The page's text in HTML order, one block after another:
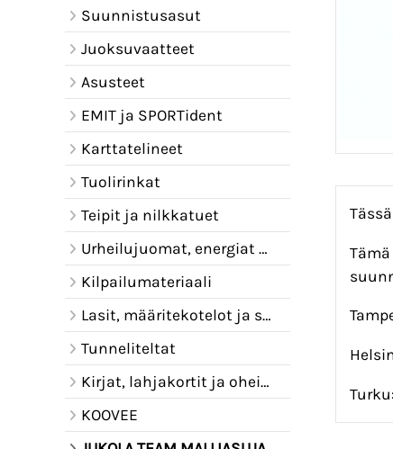
Suunnistusasut
Juoksuvaatteet
Asusteet
EMIT ja SPORTident
Karttatelineet
Tuolirinkat
Teipit ja nilkkatuet
Urheilujuomat, energiat ja juomavyöt
Kilpailumateriaali
Lasit, määritekotelot ja sadelipat
Tunneliteltat
Kirjat, lahjakortit ja oheistuotteet
KOOVEE